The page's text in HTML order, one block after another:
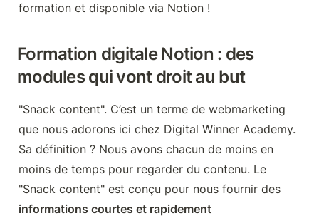
formation et disponible via Notion !
Formation digitale Notion : des
modules qui vont droit au but
"Snack content". C’est un terme de webmarketing
que nous adorons ici chez Digital Winner Academy.
Sa définition ? Nous avons chacun de moins en
moins de temps pour regarder du contenu. Le
informations courtes et rapidement